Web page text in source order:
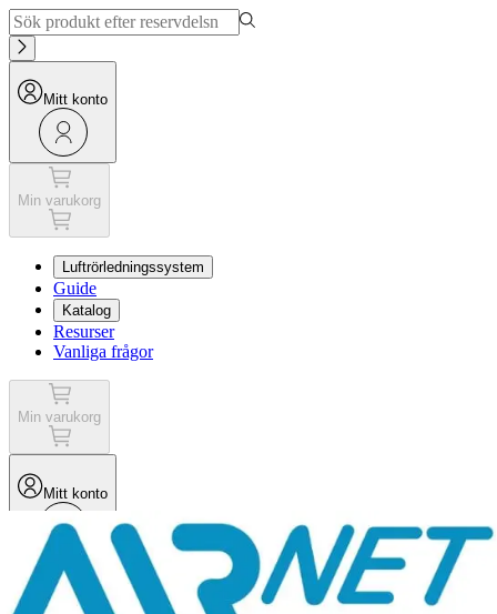
Mitt konto
Min varukorg
Luftrörledningssystem
Guide
Katalog
Resurser
Vanliga frågor
Min varukorg
Mitt konto
Meny